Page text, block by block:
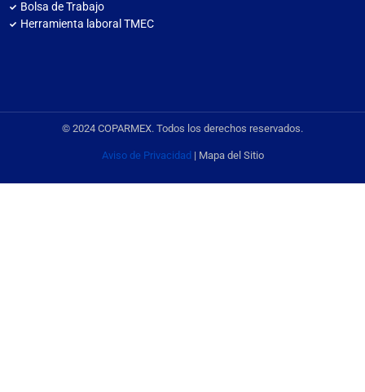
Bolsa de Trabajo
Herramienta laboral TMEC
© 2024 COPARMEX. Todos los derechos reservados.
Aviso de Privacidad | Mapa del Sitio